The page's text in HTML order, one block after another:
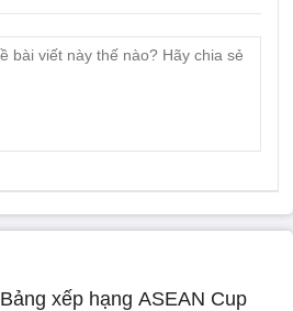
Bảng xếp hạng ASEAN Cup